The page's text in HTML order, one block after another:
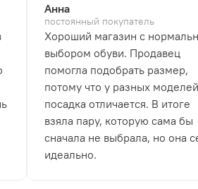
Анна
постоянный покупатель
Хороший магазин с
выбором обуви. Продавец
помогла подобрать размер,
потому что у разных моделей
посадка отличается. В итоге
взяла пару, которую сама бы
сначала не выбрала, но она
идеально.